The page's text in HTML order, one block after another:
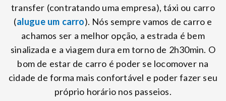
transfer (contratando uma empresa), táxi ou carro
(alugue um carro). Nós sempre vamos de carro e
achamos ser a melhor opção, a estrada é bem
sinalizada e a viagem dura em torno de 2h30min. O
bom de estar de carro é poder se locomover na
cidade de forma mais confortável e poder fazer seu
próprio horário nos passeios.